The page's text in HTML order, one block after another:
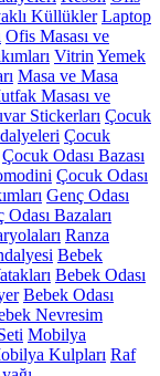
Küllükler Laptop
Ofis Masası ve
Vitrin Yemek
Masa ve Masa
Masası ve
Stickerları Çocuk
Çocuk
Çocuk Odası Bazası
Çocuk Odası
Genç Odası
Odası Bazaları
Ranza
Bebek
Bebek Odası
Bebek Odası
Nevresim
Mobilya
Kulpları Raf